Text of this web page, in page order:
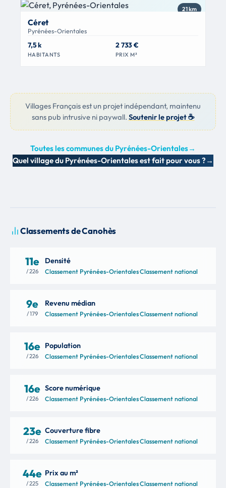
21 km
Céret
Pyrénées-Orientales
7,5 k
HABITANTS
2 733 €
PRIX M²
Villages Français est un projet indépendant, maintenu
sans pub intrusive ni paywall. Soutenir le projet ☕
Toutes les communes du Pyrénées-Orientales→
Quel village du Pyrénées-Orientales est fait pour vous ? →
Classements de Canohès
11e
/ 226
Densité
Classement Pyrénées-Orientales·Classement national
9e
/ 179
Revenu médian
Classement Pyrénées-Orientales·Classement national
16e
/ 226
Population
Classement Pyrénées-Orientales·Classement national
16e
/ 226
Score numérique
Classement Pyrénées-Orientales·Classement national
23e
/ 226
Couverture fibre
Classement Pyrénées-Orientales·Classement national
44e
/ 225
Prix au m²
Classement Pyrénées-Orientales·Classement national